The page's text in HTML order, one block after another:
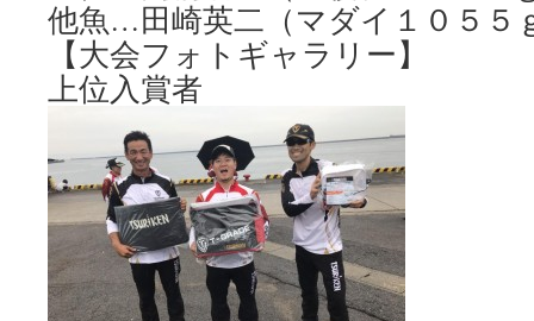
他魚…田崎英二（マダイ１０５５
【大会フォトギャラリー】
上位入賞者